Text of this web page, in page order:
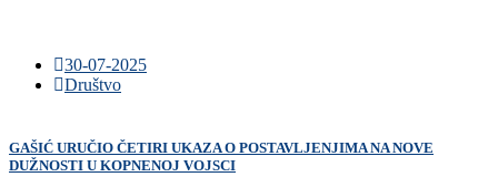
30-07-2025
Društvo
GAŠIĆ URUČIO ČETIRI UKAZA O POSTAVLJENJIMA NA NOVE
DUŽNOSTI U KOPNENOJ VOJSCI